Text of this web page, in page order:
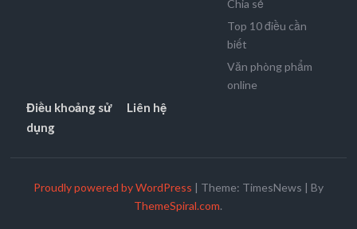
Chia sẻ
Top 10 điều cần
biết
Văn phòng phẩm
online
Điều khoảng sử
dụng
Liên hệ
Proudly powered by WordPress | Theme: TimesNews | By
ThemeSpiral.com.